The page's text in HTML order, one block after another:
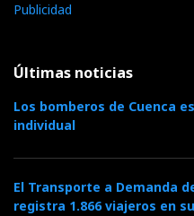
Publicidad
Últimas noticias
Los bomberos de Cuenca
individual
El Transporte a Demanda
registra 1.866 viajeros en